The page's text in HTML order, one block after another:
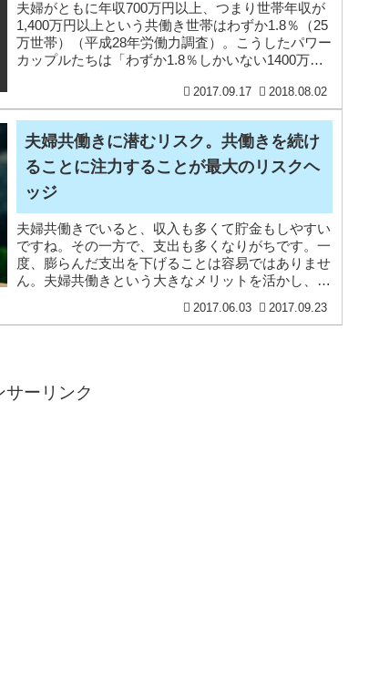
夫婦がともに年収700万円以上、つまり世帯年収が
1,400万円以上という共働き世帯はわずか1.8％（25
万世帯）（平成28年労働力調査）。こうしたパワー
カップルたちは「わずか1.8％しかいない1400万円
2017.09.17 2018.08.02
夫婦共働きに潜むリスク。共働きを続け
ることに注力することが最大のリスクヘ
ッジ
夫婦共働きでいると、収入も多くて貯金もしやすい
ですね。その一方で、支出も多くなりがちです。一
度、膨らんだ支出を下げることは容易ではありませ
ん。夫婦共働きという大きなメリットを活かし、そ
とが最強家計の一歩だと思う。2017.06.03 2017.09.23
サーリンク